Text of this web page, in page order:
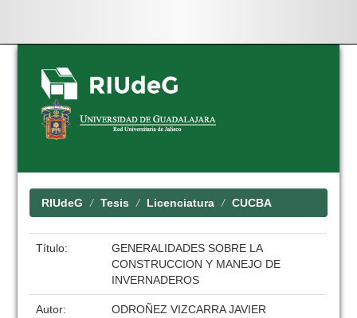
Skip
navigation
RIUdeG Tesis Licenciatura CUCBA
Título:
GENERALIDADES SOBRE LA
CONSTRUCCION Y MANEJO DE
INVERNADEROS
Autor: ODROÑEZ VIZCARRA JAVIER